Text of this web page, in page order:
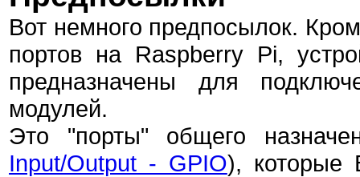
Вот немного предпосылок.
портов на Raspberry Pi,
предназначены для
модулей.
Это "порты" общего
Input/Output - GPIO), которые